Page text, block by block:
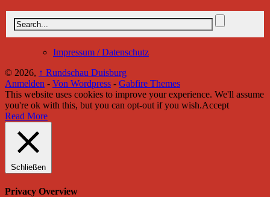
Impressum / Datenschutz
© 2026, ↑ Rundschau Duisburg
Anmelden - Von Wordpress - Gabfire Themes
This website uses cookies to improve your experience. We'll assume
you're ok with this, but you can opt-out if you wish.Accept
Read More
Schließen
Privacy Overview